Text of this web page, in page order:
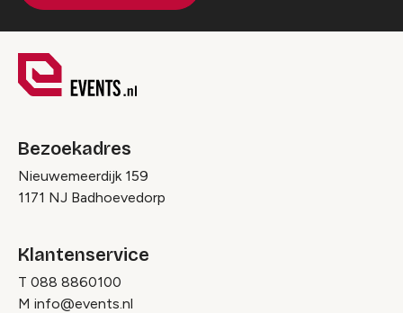
Bezoekadres
Nieuwemeerdijk 159
1171 NJ Badhoevedorp
Klantenservice
T 088 8860100
M info@events.nl